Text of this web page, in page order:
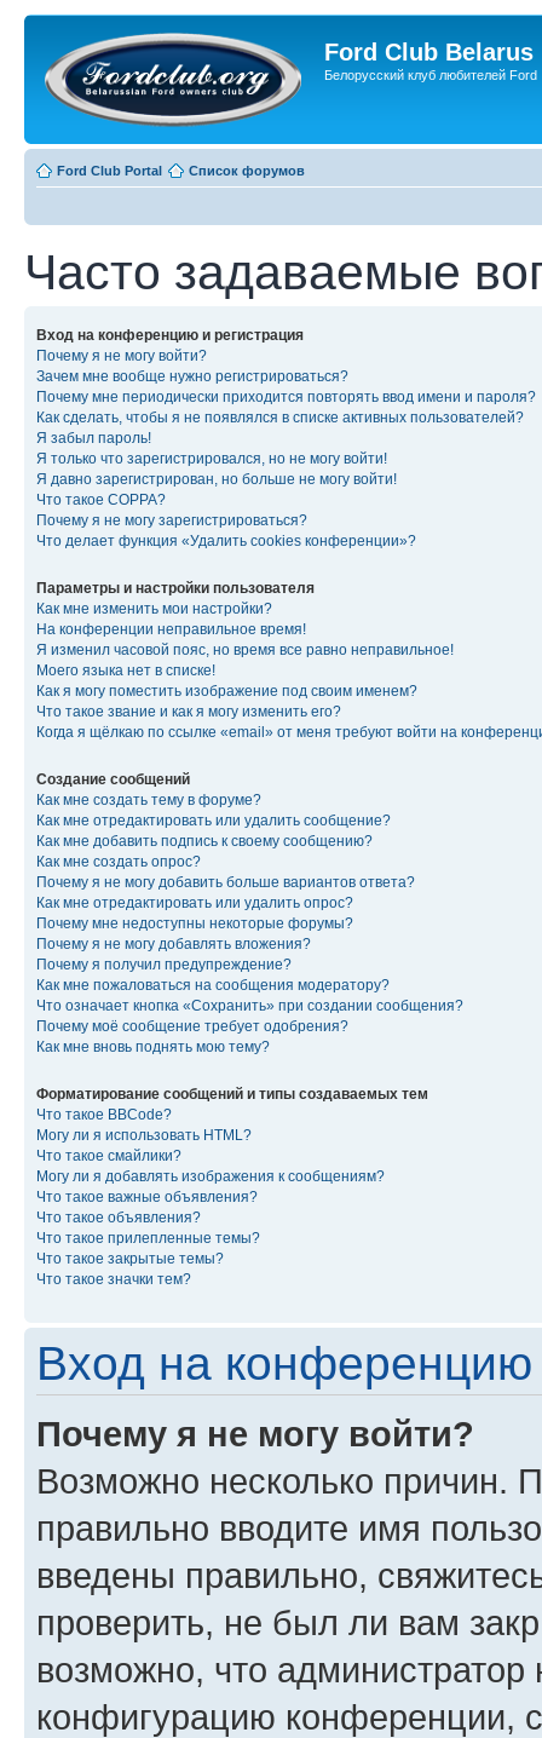
Ford Club Belarus
Белорусский клуб любителей Ford
Ford Club Portal Список форумов
Часто задаваемые
Вход на конференцию и регистрация
Почему я не могу войти?
Зачем мне вообще нужно регистрироваться?
Почему мне периодически приходится повторять ввод имени и пароля?
Как сделать, чтобы я не появлялся в списке активных пользователей?
Я забыл пароль!
Я только что зарегистрировался, но не могу войти!
Я давно зарегистрирован, но больше не могу войти!
Что такое COPPA?
Почему я не могу зарегистрироваться?
Что делает функция «Удалить cookies конференции»?
Параметры и настройки пользователя
Как мне изменить мои настройки?
На конференции неправильное время!
Я изменил часовой пояс, но время все равно неправильное!
Моего языка нет в списке!
Как я могу поместить изображение под своим именем?
Что такое звание и как я могу изменить его?
Когда я щёлкаю по ссылке «email» от меня требуют войти на
Создание сообщений
Как мне создать тему в форуме?
Как мне отредактировать или удалить сообщение?
Как мне добавить подпись к своему сообщению?
Как мне создать опрос?
Почему я не могу добавить больше вариантов ответа?
Как мне отредактировать или удалить опрос?
Почему мне недоступны некоторые форумы?
Почему я не могу добавлять вложения?
Почему я получил предупреждение?
Как мне пожаловаться на сообщения модератору?
Что означает кнопка «Сохранить» при создании сообщения?
Почему моё сообщение требует одобрения?
Как мне вновь поднять мою тему?
Форматирование сообщений и типы создаваемых тем
Что такое BBCode?
Могу ли я использовать HTML?
Что такое смайлики?
Могу ли я добавлять изображения к сообщениям?
Что такое важные объявления?
Что такое объявления?
Что такое прилепленные темы?
Что такое закрытые темы?
Что такое значки тем?
Вход на конференцию
Почему я не могу войти?
Возможно несколько причин.
правильно вводите имя
введены правильно,
проверить, не был ли вам
возможно, что администратор
конфигурацию конференции,